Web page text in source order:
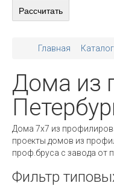
Главная Каталог
Дома из
Дома 7х7 из
проекты домов из
проф.бруса с завода от
Фильтр